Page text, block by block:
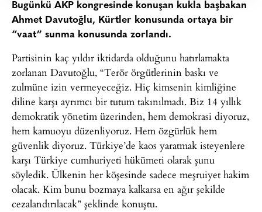
Bugünkü AKP kongresinde konuşan kukla başbakan
Ahmet Davutoğlu, Kürtler konusunda ortaya bir
“vaat” sunma konusunda zorlandı.
Partisinin kaç yıldır iktidarda olduğunu hatırlamakta
zorlanan Davutoğlu, “Terör örgütlerinin baskı ve
zulmüne izin vermeyeceğiz. Hiç kimsenin kimliğine
diline karşı ayrımcı bir tutum takınılmadı. Biz 14 yıllık
demokratik yönetim üzerinden, hem demokrasi diyoruz,
hem kamuoyu düzenliyoruz. Hem özgürlük hem
güvenlik diyoruz. Türkiye’de kaos yaratmak isteyenlere
karşı Türkiye cumhuriyeti hükümeti olarak şunu
söyledik. Ülkenin her köşesinde sadece meşruiyet hakim
olacak. Kim bunu bozmaya kalkarsa en ağır şekilde
cezalandırılacak” şeklinde konuştu.